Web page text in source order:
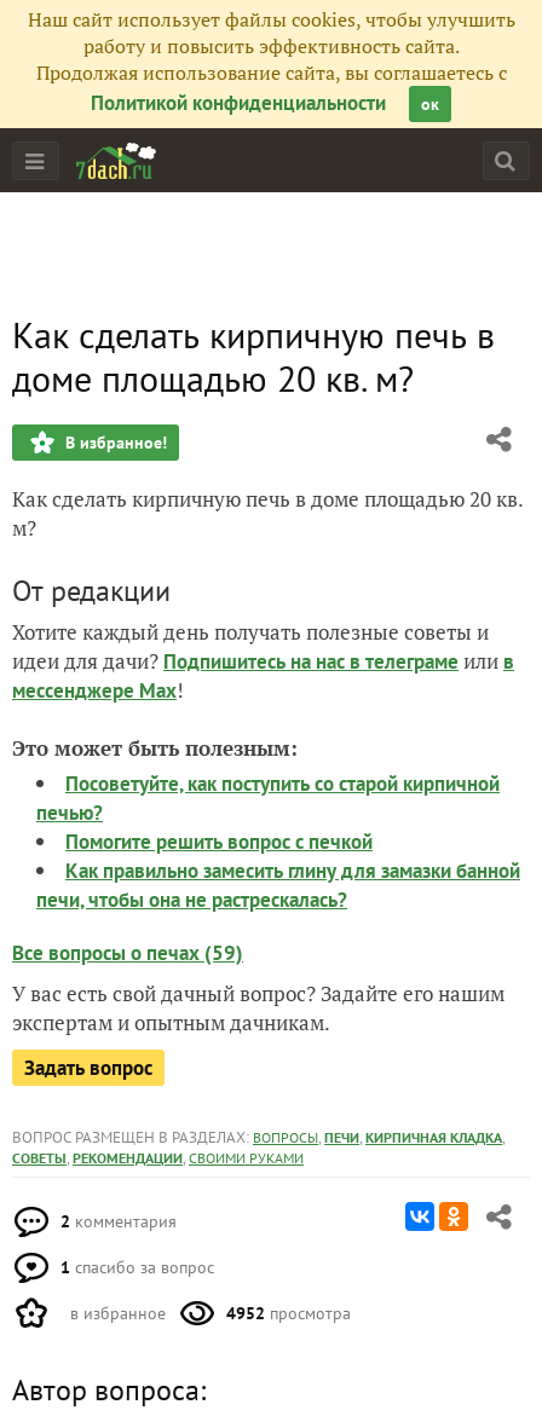
Наш сайт использует файлы cookies, чтобы улучшить
работу и повысить эффективность сайта.
Продолжая использование сайта, вы соглашаетесь с
Политикой конфиденциальности
ок
Как сделать кирпичную печь в
доме площадью 20 кв. м?
В избранное!
Как сделать кирпичную печь в доме площадью 20 кв.
м?
От редакции
Хотите каждый день получать полезные советы и
идеи для дачи? Подпишитесь на нас в телеграме или в
мессенджере Max!
Это может быть полезным:
Посоветуйте, как поступить со старой кирпичной
печью?
Помогите решить вопрос с печкой
Как правильно замесить глину для замазки банной
печи, чтобы она не растрескалась?
Все вопросы о печах (59)
У вас есть свой дачный вопрос? Задайте его нашим
экспертам и опытным дачникам.
Задать вопрос
ВОПРОС РАЗМЕЩЕН В РАЗДЕЛАХ: ВОПРОСЫ, ПЕЧИ, КИРПИЧНАЯ КЛАДКА,
СОВЕТЫ, РЕКОМЕНДАЦИИ, СВОИМИ РУКАМИ
2 комментария
1 спасибо за вопрос
в избранное 4952 просмотра
Автор вопроса: